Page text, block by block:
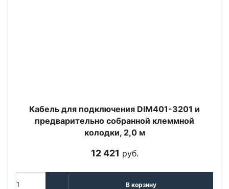
Кабель для подключения DIM401-3201 и
предварительно собранной клеммной
колодки, 2,0 м
12 421 руб.
В корзину